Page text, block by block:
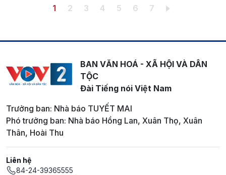
PaginationTrang hiện thời
1 Trang
2 Trang
3 Trang
4 Trang
5 Trang
6 Trang
7
BAN VĂN HOÁ - XÃ HỘI VÀ DÂN
TỘC
Đài Tiếng nói Việt Nam
Trưởng ban: Nhà báo TUYẾT MAI
Phó trưởng ban: Nhà báo Hồng Lan, Xuân Thọ, Xuân
Thân, Hoài Thu
Liên hệ
84-24-39365555